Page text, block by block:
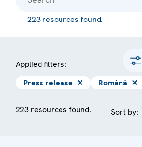
223 resources found.
Applied filters:
Press release ✕ Română ✕
223 resources found. Sort by: